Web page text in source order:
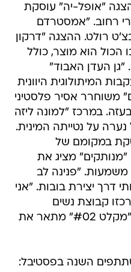
"אופל-יה" עוסקת
רחוב. "אמסטרדם
רולט. ההצגה "דרקון
הוא מוצר, כולל
"גן העדן האבוד"
המיתולוגית היוונית
משוחרר אסיר פלסטיני
במרכז "למונה ליזה
על נטייתה המינית.
במקומם של
"מנותקים" מציג את
"פנינה לב
דרך יצירת בובות. "אני
קבוצת נשים
הכלואה באותו הבית, ואילו "מקלט #02" מתאר את
השנה בפסטיבל: